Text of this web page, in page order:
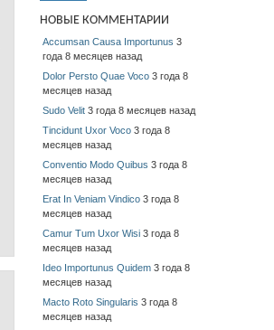
НОВЫЕ КОММЕНТАРИИ
Accumsan Causa Importunus 3
года 8 месяцев назад
Dolor Persto Quae Voco 3 года 8
месяцев назад
Sudo Velit 3 года 8 месяцев назад
Tincidunt Uxor Voco 3 года 8
месяцев назад
Conventio Modo Quibus 3 года 8
месяцев назад
Erat In Veniam Vindico 3 года 8
месяцев назад
Camur Tum Uxor Wisi 3 года 8
месяцев назад
Ideo Importunus Quidem 3 года 8
месяцев назад
Macto Roto Singularis 3 года 8
месяцев назад